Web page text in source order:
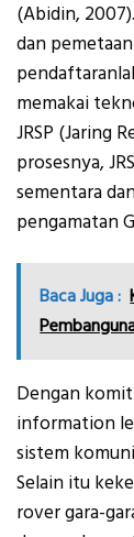
(Abidin,
dan
memakai
JRSP (Jaring
prosesnya,
sementara
pengamatan
Baca Juga :
Dengan
information
sistem
Selain itu
rover gara-